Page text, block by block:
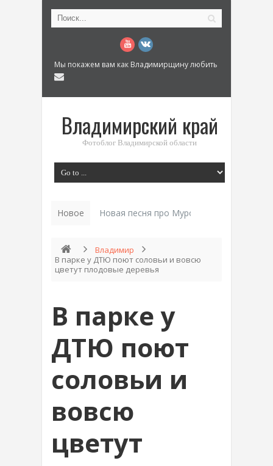
Мы покажем вам как Владимирщину любить
Владимирский край
Фотоблог Владимирской области
Новое Новая песня про Муром: «Былинный
Владимир
В парке у ДТЮ поют соловьи и вовсю
цветут плодовые деревья
В парке у
ДТЮ поют
соловьи и
вовсю
цветут